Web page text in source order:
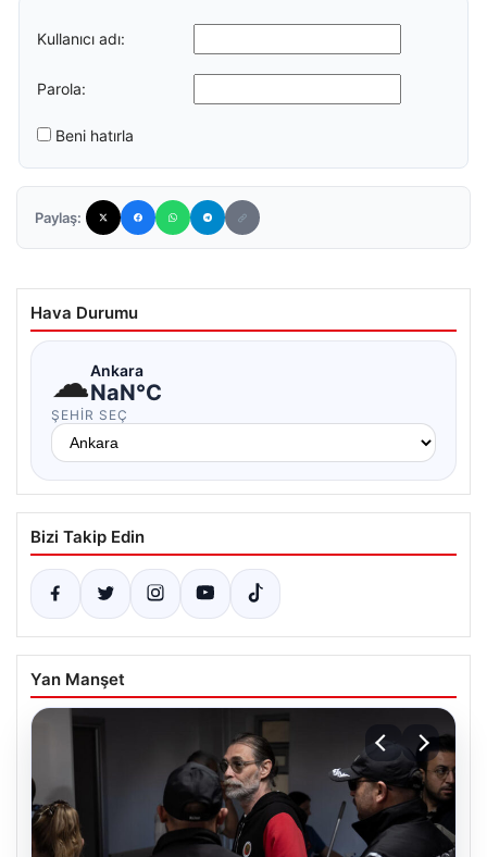
Kullanıcı adı:
Parola:
Beni hatırla
Paylaş:
Hava Durumu
☁Ankara
NaN°C
ŞEHIR SEÇ
Bizi Takip Edin
Yan Manşet